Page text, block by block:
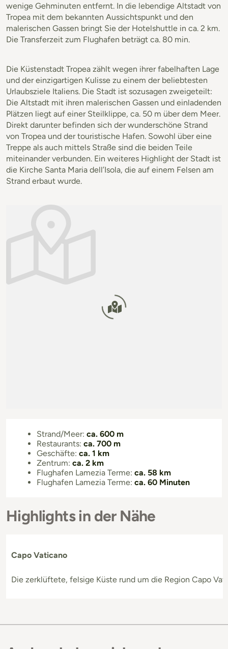
wenige Gehminuten entfernt. In die lebendige Altstadt von
Tropea mit dem bekannten Aussichtspunkt und den
malerischen Gassen bringt Sie der Hotelshuttle in ca. 2 km.
Die Transferzeit zum Flughafen beträgt ca. 80 min.
Die Küstenstadt Tropea zählt wegen ihrer fabelhaften Lage
und der einzigartigen Kulisse zu einem der beliebtesten
Urlaubsziele Italiens. Die Stadt ist sozusagen zweigeteilt:
Die Altstadt mit ihren malerischen Gassen und einladenden
Plätzen liegt auf einer Steilklippe, ca. 50 m über dem Meer.
Direkt darunter befinden sich der wunderschöne Strand
von Tropea und der touristische Hafen. Sowohl über eine
Treppe als auch mittels Straße sind die beiden Teile
miteinander verbunden. Ein weiteres Highlight der Stadt ist
die Kirche Santa Maria dell’Isola, die auf einem Felsen am
Strand erbaut wurde.
Strand/Meer: ca. 600 m
Restaurants: ca. 700 m
Geschäfte: ca. 1 km
Zentrum: ca. 2 km
Flughafen Lamezia Terme: ca. 58 km
Flughafen Lamezia Terme: ca. 60 Minuten
Highlights in der Nähe
Capo Vaticano
Die zerklüftete, felsige Küste rund um die Region Capo